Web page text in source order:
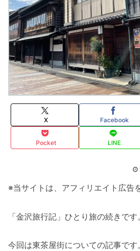
X Facebook
Pocket LINE
※当サイトは、アフィリエイト広告
「金沢旅行記」ひとり旅の続きです。
今回は東茶屋街についての記事です。